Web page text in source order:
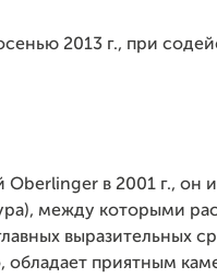
2013 г., при
в 2001 г., он
между которыми
выразительных
обладает приятным